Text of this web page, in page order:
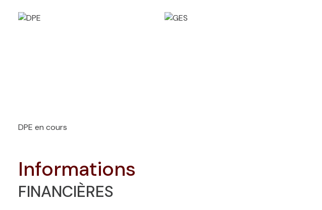
DPE en cours
informations
FINANCIÈRES